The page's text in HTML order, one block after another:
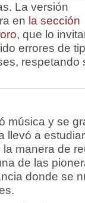
La versión
en la sección
, que lo
errores de
respetando
música y se
llevó a
manera de
de las
donde se